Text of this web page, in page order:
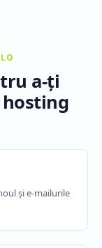
a-ți
hosting
și e-mailurile